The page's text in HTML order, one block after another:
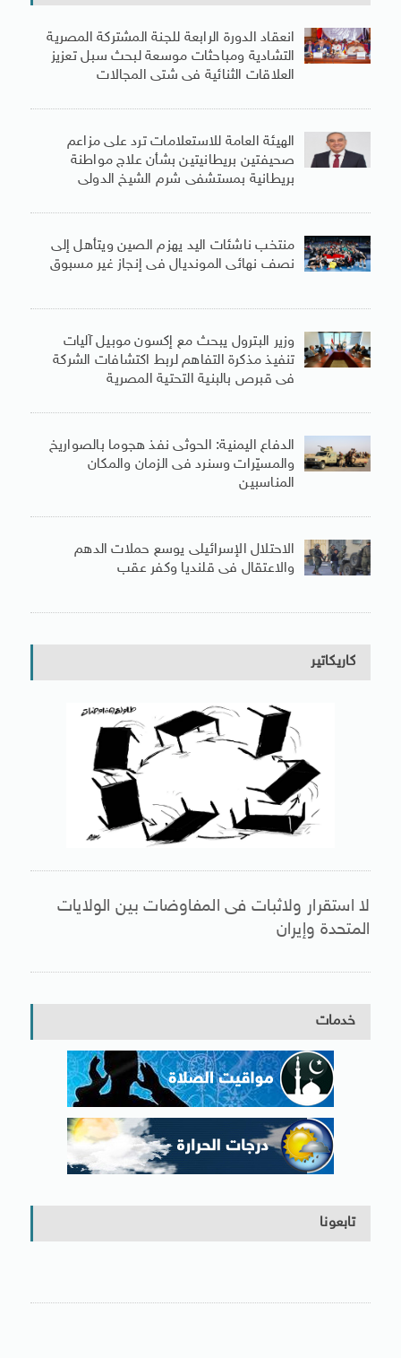
انعقاد الدورة الرابعة للجنة المشتركة المصرية
التشادية ومباحثات موسعة لبحث سبل تعزيز
العلاقات الثنائية فى شتى المجالات
الهيئة العامة للاستعلامات ترد على مزاعم
صحيفتين بريطانيتين بشأن علاج مواطنة
بريطانية بمستشفى شرم الشيخ الدولى
منتخب ناشئات اليد يهزم الصين ويتأهل إلى
نصف نهائى المونديال فى إنجاز غير مسبوق
وزير البترول يبحث مع إكسون موبيل آليات
تنفيذ مذكرة التفاهم لربط اكتشافات الشركة
فى قبرص بالبنية التحتية المصرية
الدفاع اليمنية: الحوثى نفذ هجوما بالصواريخ
والمسيّرات وسنرد فى الزمان والمكان
المناسبين
الاحتلال الإسرائيلى يوسع حملات الدهم
والاعتقال فى قلنديا وكفر عقب
كاريكاتير
لا استقرار ولاثبات فى المفاوضات بين الولايات
المتحدة وإيران
خدمات
تابعونا